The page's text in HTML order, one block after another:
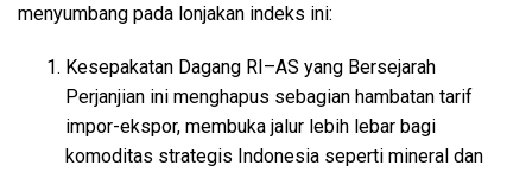
menyumbang pada lonjakan indeks ini:
Kesepakatan Dagang RI–AS yang Bersejarah
Perjanjian ini menghapus sebagian hambatan tarif
impor-ekspor, membuka jalur lebih lebar bagi
komoditas strategis Indonesia seperti mineral dan